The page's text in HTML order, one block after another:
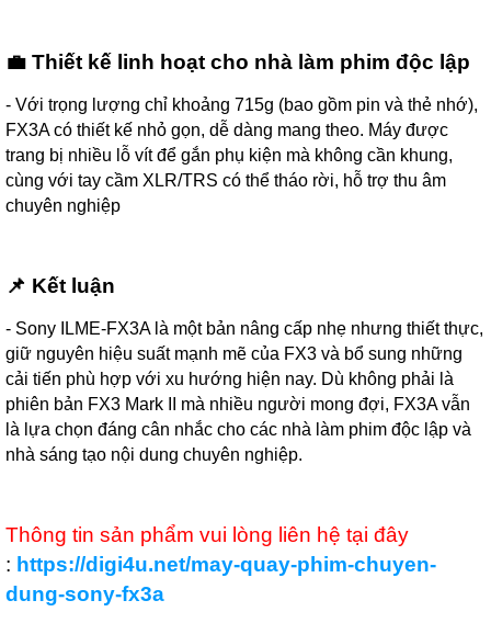
💼 Thiết kế linh hoạt cho nhà làm phim độc lập
- Với trọng lượng chỉ khoảng 715g (bao gồm pin và thẻ nhớ),
FX3A có thiết kế nhỏ gọn, dễ dàng mang theo. Máy được
trang bị nhiều lỗ vít để gắn phụ kiện mà không cần khung,
cùng với tay cầm XLR/TRS có thể tháo rời, hỗ trợ thu âm
chuyên nghiệp
📌 Kết luận
- Sony ILME-FX3A là một bản nâng cấp nhẹ nhưng thiết thực,
giữ nguyên hiệu suất mạnh mẽ của FX3 và bổ sung những
cải tiến phù hợp với xu hướng hiện nay. Dù không phải là
phiên bản FX3 Mark II mà nhiều người mong đợi, FX3A vẫn
là lựa chọn đáng cân nhắc cho các nhà làm phim độc lập và
nhà sáng tạo nội dung chuyên nghiệp.
Thông tin sản phẩm vui lòng liên hệ tại đây
: https://digi4u.net/may-quay-phim-chuyen-
dung-sony-fx3a